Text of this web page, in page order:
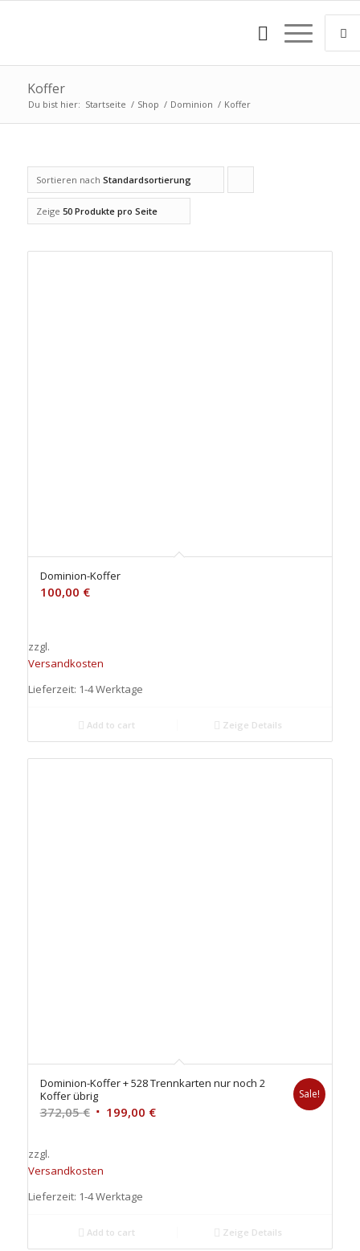
Koffer
Du bist hier: Startseite / Shop / Dominion / Koffer
Sortieren nach Standardsortierung
Produkte
Zeige 50 Produkte pro Seite
5.00
Dominion-Koffer
100,00 €
zzgl.
Versandkosten
Lieferzeit: 1-4 Werktage
Add to cart Zeige Details
Dominion-Koffer + 528 Trennkarten nur noch 2
Koffer übrig
372,05€ 199,00 €
Sale!
zzgl.
Versandkosten
Lieferzeit: 1-4 Werktage
Add to cart Zeige Details